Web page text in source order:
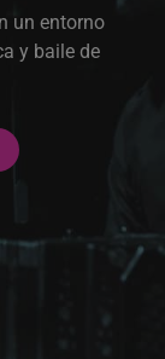
un entorno
y baile de